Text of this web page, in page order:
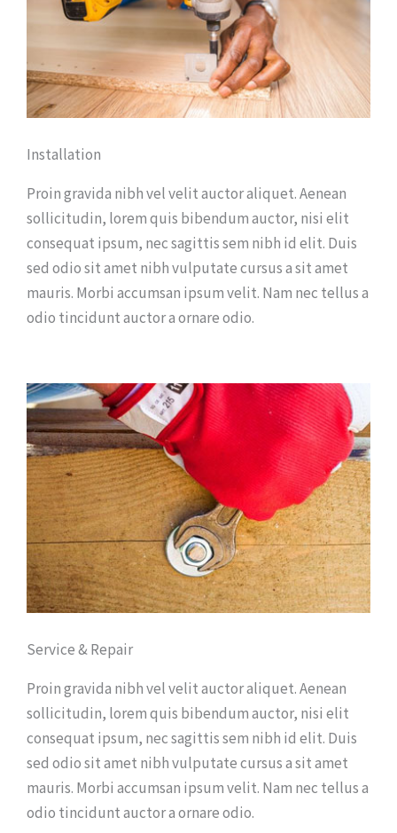
Installation
Proin gravida nibh vel velit auctor aliquet. Aenean
sollicitudin, lorem quis bibendum auctor, nisi elit
consequat ipsum, nec sagittis sem nibh id elit. Duis
sed odio sit amet nibh vulputate cursus a sit amet
mauris. Morbi accumsan ipsum velit. Nam nec tellus a
odio tincidunt auctor a ornare odio.
Service & Repair
Proin gravida nibh vel velit auctor aliquet. Aenean
sollicitudin, lorem quis bibendum auctor, nisi elit
consequat ipsum, nec sagittis sem nibh id elit. Duis
sed odio sit amet nibh vulputate cursus a sit amet
mauris. Morbi accumsan ipsum velit. Nam nec tellus a
odio tincidunt auctor a ornare odio.